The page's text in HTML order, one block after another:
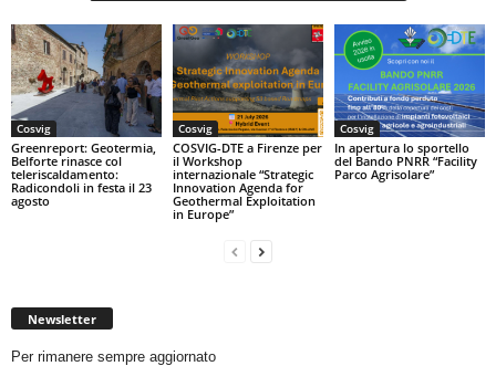
Cosvig
Greenreport: Geotermia,
Belforte rinasce col
teleriscaldamento:
Radicondoli in festa il 23
agosto
Cosvig
COSVIG-DTE a Firenze per
il Workshop
internazionale “Strategic
Innovation Agenda for
Geothermal Exploitation
in Europe”
Cosvig
In apertura lo sportello
del Bando PNRR “Facility
Parco Agrisolare”
Newsletter
Per rimanere sempre aggiornato